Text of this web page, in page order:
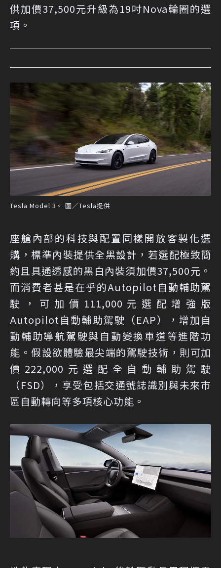
供加價37,500元升級為19吋Nova輪圈的選
項。
Tesla Model 3。 圖／Tesla提供
座艙內部的科技與配置同樣開放客製化選
購，標準內裝提供全黑設計，若選配極致簡
約且具通透感的黑白內裝須加價37,500元。
而消費者甚是在乎的Autopilot自動輔助駕
駛，可加價111,000元選配增強版
Autopilot自動輔助駕駛（EAP），增加自
動輔助導航駕駛與自動變換車道等進階功
能。假設欲體驗最尖端的駕駛技術，則可加
價222,000元選配全自動輔助駕駛
（FSD），享受包括交通號誌識別與未來市
區自動轉向等多項核心功能。